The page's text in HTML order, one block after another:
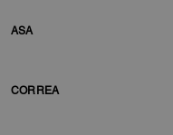
ASA
CORREA